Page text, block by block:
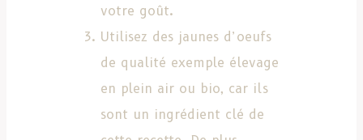
votre goût.
Utilisez des jaunes d’oeufs
de qualité exemple élevage
en plein air ou bio, car ils
sont un ingrédient clé de